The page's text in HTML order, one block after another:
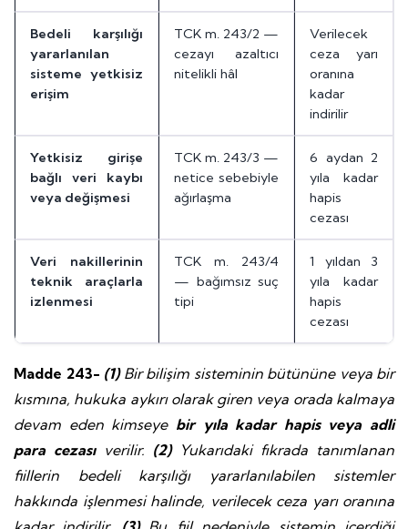
Bedeli karşılığı
yararlanılan
sisteme yetkisiz
erişim
TCK m. 243/2 —
cezayı azaltıcı
nitelikli hâl
Verilecek
ceza yarı
oranına
kadar
indirilir
Yetkisiz girişe
bağlı veri kaybı
veya değişmesi
TCK m. 243/3 —
netice sebebiyle
ağırlaşma
6 aydan 2
yıla kadar
hapis
cezası
Veri nakillerinin
teknik araçlarla
izlenmesi
TCK m. 243/4
— bağımsız suç
tipi
1 yıldan 3
yıla kadar
hapis
cezası
Madde 243- (1)Bir bilişim sisteminin bütününe veya bir
kısmına, hukuka aykırı olarak giren veya orada kalmaya
devam eden kimseye bir yıla kadar hapis veya adli
para cezasıverilir. (2)Yukarıdaki fıkrada tanımlanan
fiillerin bedeli karşılığı yararlanılabilen sistemler
hakkında işlenmesi halinde, verilecek ceza yarı oranına